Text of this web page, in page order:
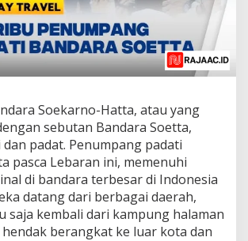
Soekarno-Hatta, atau yang
sebutan Bandara Soetta,
padat. Penumpang padati
pasca Lebaran ini, memenuhi
di bandara terbesar di Indonesia
datang dari berbagai daerah,
saja kembali dari kampung halaman
berangkat ke luar kota dan